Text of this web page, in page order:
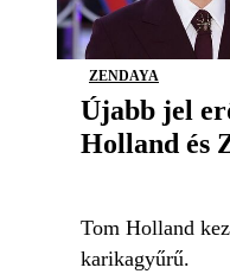
ZENDAYA
Újabb jel
Holland és
Tom Holland
karikagyűrű.